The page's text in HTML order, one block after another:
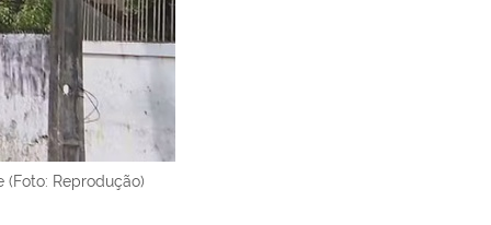
Reprodução)